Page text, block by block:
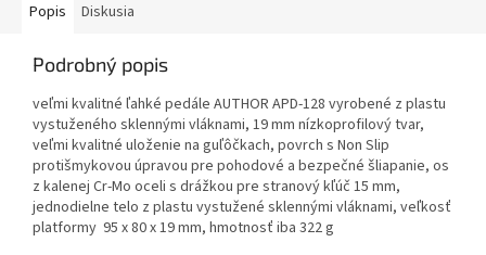
Popis Diskusia
Podrobný popis
veľmi kvalitné ľahké pedále AUTHOR APD-128 vyrobené z plastu
vystuženého sklennými vláknami, 19 mm nízkoprofilový tvar,
veľmi kvalitné uloženie na guľôčkach, povrch s Non Slip
protišmykovou úpravou pre pohodové a bezpečné šliapanie, os
z kalenej Cr-Mo oceli s drážkou pre stranový kľúč 15 mm,
jednodielne telo z plastu vystužené sklennými vláknami, veľkosť
platformy 95 x 80 x 19 mm, hmotnosť iba 322 g